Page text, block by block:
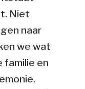
Niet
naar
we wat
familie en